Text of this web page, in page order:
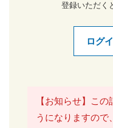
登録いただく
ログ
【お知らせ】こ
うになりますので